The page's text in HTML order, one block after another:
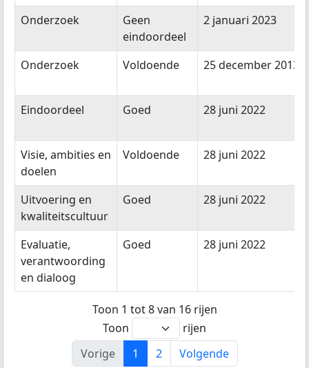
Onderzoek
Geen
eindoordeel
2 januari 2023
Onderzoek Voldoende 25 december 2013
Eindoordeel Goed 28 juni 2022
Visie, ambities en
doelen
Voldoende 28 juni 2022
Uitvoering en
kwaliteitscultuur
Goed 28 juni 2022
Evaluatie,
verantwoording
en dialoog
Goed 28 juni 2022
Toon 1 tot 8 van 16 rijen
Toon
rijen
Vorige
1 2 Volgende